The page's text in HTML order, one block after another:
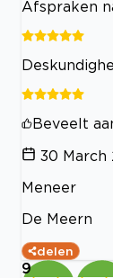
Afspraken
Beveelt
30 March
Meneer
De Meern
delen
9